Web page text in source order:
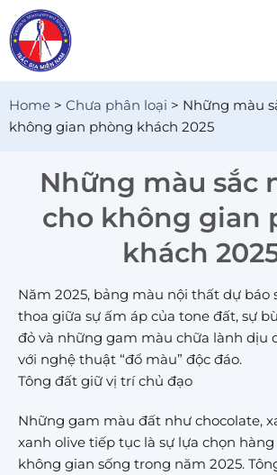
Chuyển
đến
nội
dung
Home > Chưa phân loại > Những màu
không gian phòng khách 2025
Những màu sắc
cho không gian
khách
Năm 2025, bảng màu nội thất dự báo
thoa giữa sự ấm áp của tone đất, sự
đỏ và những gam màu chữa lành dịu
với nghệ thuật “đổ màu” độc đáo.
Tông đất giữ vị trí chủ đạo
Những gam màu đất như chocolate,
xanh olive tiếp tục là sự lựa chọn
không gian sống trong năm 2025.